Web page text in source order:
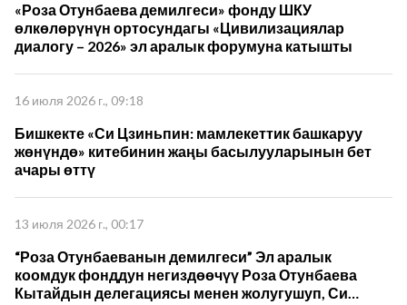
«Роза Отунбаева демилгеси» фонду ШКУ
өлкөлөрүнүн ортосундагы «Цивилизациялар
диалогу – 2026» эл аралык форумуна катышты
16 июля 2026 г., 09:18
Бишкекте «Си Цзиньпин: мамлекеттик башкаруу
жөнүндө» китебинин жаңы басылууларынын бет
ачары өттү
13 июля 2026 г., 00:17
“Роза Отунбаеванын демилгеси” Эл аралык
коомдук фонддун негиздөөчүү Роза Отунбаева
Кытайдын делегациясы менен жолугушуп, Си